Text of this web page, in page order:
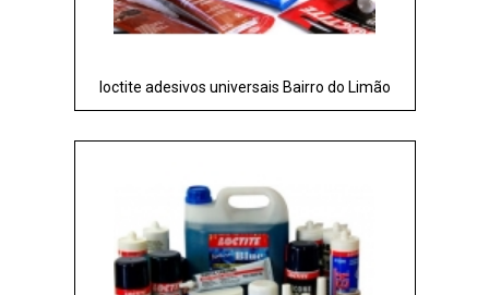
loctite adesivos universais Bairro do Limão